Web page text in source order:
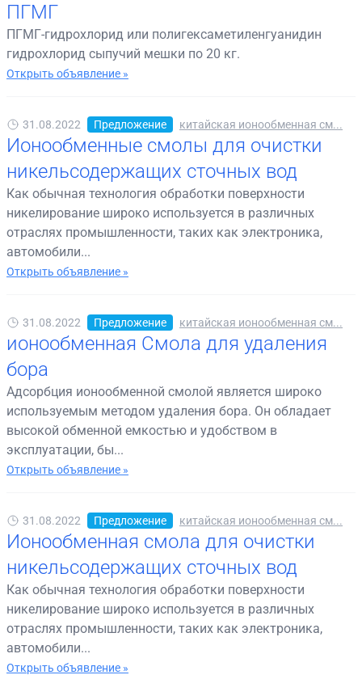
ПГМГ
ПГМГ-гидрохлорид или полигексаметиленгуанидин
гидрохлорид сыпучий мешки по 20 кг.
Открыть объявление »
31.08.2022 Предложение китайская ионообменная см...
Ионообменные смолы для очистки
никельсодержащих сточных вод
Как обычная технология обработки поверхности
никелирование широко используется в различных
отраслях промышленности, таких как электроника,
автомобили...
Открыть объявление »
31.08.2022 Предложение китайская ионообменная см...
ионообменная Смола для удаления
бора
Адсорбция ионообменной смолой является широко
используемым методом удаления бора. Он обладает
высокой обменной емкостью и удобством в
эксплуатации, бы...
Открыть объявление »
31.08.2022 Предложение китайская ионообменная см...
Ионообменная смола для очистки
никельсодержащих сточных вод
Как обычная технология обработки поверхности
никелирование широко используется в различных
отраслях промышленности, таких как электроника,
автомобили...
Открыть объявление »